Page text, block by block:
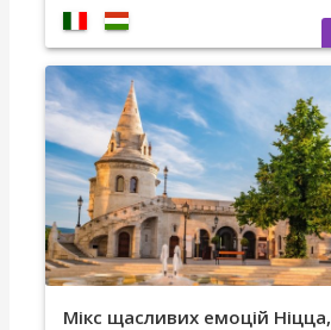
Мікс щасливих емоцій Ніцца,